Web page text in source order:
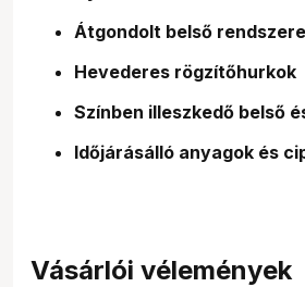
Átgondolt belső
Hevederes rögzítőhurkok
Színben illeszkedő belső
Időjárásálló anyagok és
Vásárlói vélemények